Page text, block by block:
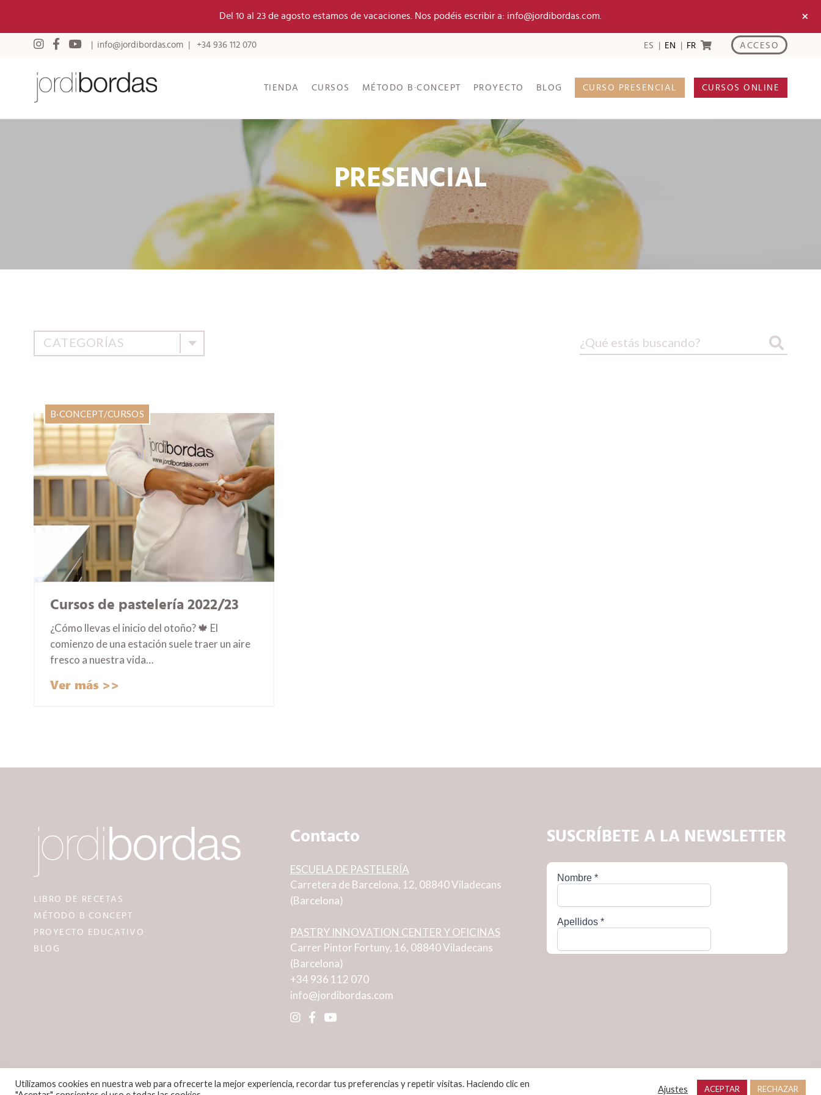
Del 10 al 23 de agosto estamos de vacaciones. Nos podéis escribir a: info@jordibordas.com. ×
info@jordibordas.com +34 936 112 070 ES EN FR ACCESO
TIENDA CURSOS MÉTODO B·CONCEPT PROYECTO BLOG CURSO PRESENCIAL CURSOS ONLINE
PRESENCIAL
CATEGORÍAS
B·CONCEPT/CURSOS
Cursos de pastelería 2022/23
¿Cómo llevas el inicio del otoño? 🍁 El
comienzo de una estación suele traer un aire
fresco a nuestra vida…
Ver más
LIBRO DE RECETAS
MÉTODO B·CONCEPT
PROYECTO EDUCATIVO
BLOG
Contacto
ESCUELA DE PASTELERÍA
Carretera de Barcelona, 12, 08840 Viladecans
(Barcelona)
PASTRY INNOVATION CENTER Y OFICINAS
Carrer Pintor Fortuny, 16, 08840 Viladecans
(Barcelona)
+34 936 112 070
info@jordibordas.com
SUSCRÍBETE A LA NEWSLETTER
Utilizamos cookies en nuestra web para ofrecerte la mejor experiencia, recordar tus preferencias y repetir visitas. Haciendo clic en
Ajustes ACEPTAR RECHAZAR